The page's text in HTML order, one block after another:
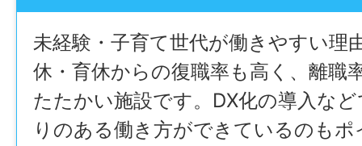
未経験・子育て世代が働きやすい理
休・育休からの復職率も高く、離職
たたかい施設です。DX化の導入な
りのある働き方ができているのも